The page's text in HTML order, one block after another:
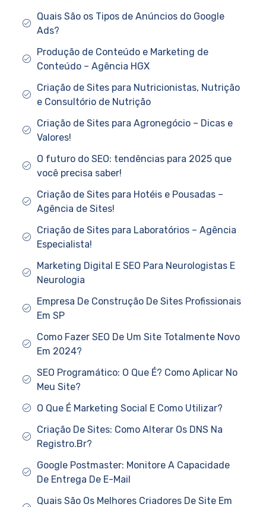
Quais São os Tipos de Anúncios do Google
Ads?
Produção de Conteúdo e Marketing de
Conteúdo – Agência HGX
Criação de Sites para Nutricionistas, Nutrição
e Consultório de Nutrição
Criação de Sites para Agronegócio – Dicas e
Valores!
O futuro do SEO: tendências para 2025 que
você precisa saber!
Criação de Sites para Hotéis e Pousadas –
Agência de Sites!
Criação de Sites para Laboratórios – Agência
Especialista!
Marketing Digital E SEO Para Neurologistas E
Neurologia
Empresa De Construção De Sites Profissionais
Em SP
Como Fazer SEO De Um Site Totalmente Novo
Em 2024?
SEO Programático: O Que É? Como Aplicar No
Meu Site?
O Que É Marketing Social E Como Utilizar?
Criação De Sites: Como Alterar Os DNS Na
Registro.Br?
Google Postmaster: Monitore A Capacidade
De Entrega De E-Mail
Quais São Os Melhores Criadores De Site Em